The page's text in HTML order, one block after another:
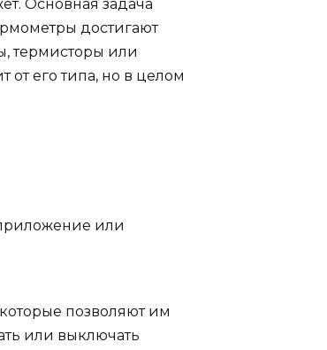
Основная задача
достигают
термисторы или
от его типа, но в целом
или
позволяют им
или выключать